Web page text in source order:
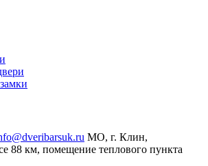
МО, г. Клин,
88 км, помещение теплового пункта